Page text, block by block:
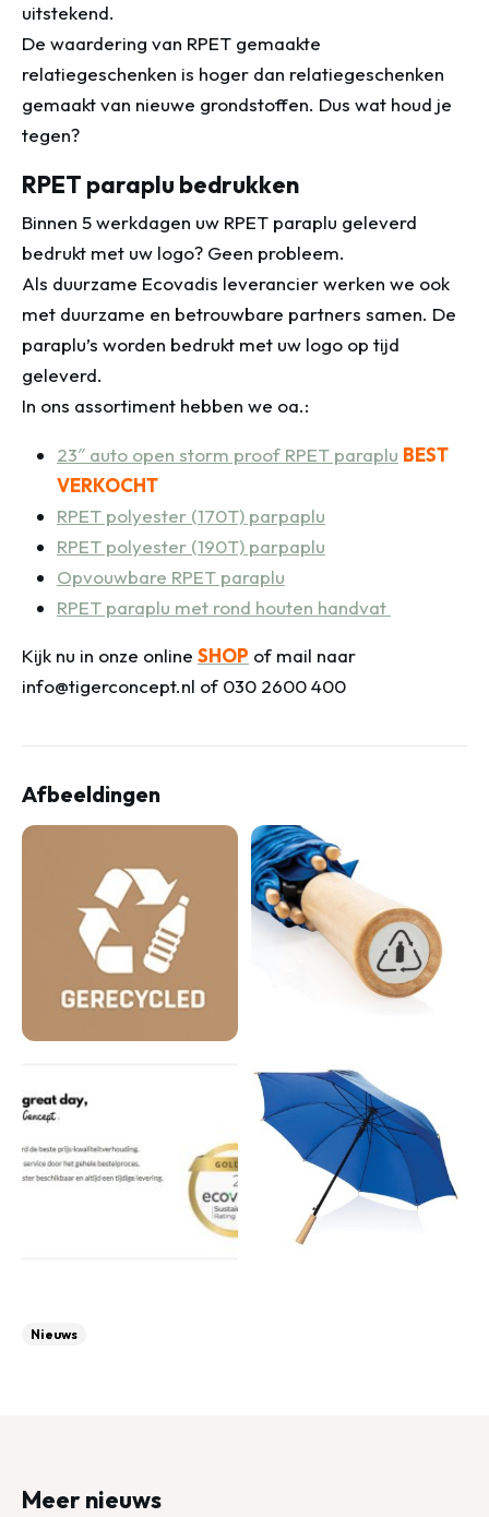
uitstekend.
De waardering van RPET gemaakte
relatiegeschenken is hoger dan relatiegeschenken
gemaakt van nieuwe grondstoffen. Dus wat houd je
tegen?
RPET paraplu bedrukken
Binnen 5 werkdagen uw RPET paraplu geleverd
bedrukt met uw logo? Geen probleem.
Als duurzame Ecovadis leverancier werken we ook
met duurzame en betrouwbare partners samen. De
paraplu’s worden bedrukt met uw logo op tijd
geleverd.
In ons assortiment hebben we oa.:
23″ auto open storm proof RPET paraplu BEST
VERKOCHT
RPET polyester (170T) parpaplu
RPET polyester (190T) parpaplu
Opvouwbare RPET paraplu
RPET paraplu met rond houten handvat
Kijk nu in onze online SHOP of mail naar
info@tigerconcept.nl of 030 2600 400
Afbeeldingen
Nieuws
Meer nieuws